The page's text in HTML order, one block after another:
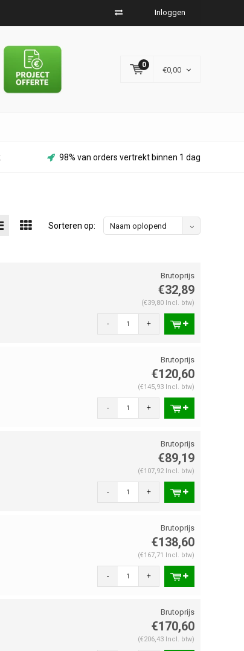
Inloggen
0
€0,00
98% van orders vertrekt binnen 1 dag
Sorteren op: Naam oplopend
€32,89
(€39,80 Incl. btw)
- +
€120,60
(€145,93 Incl. btw)
- +
€89,19
(€107,92 Incl. btw)
- +
€138,60
(€167,71 Incl. btw)
- +
€170,60
(€206,43 Incl. btw)